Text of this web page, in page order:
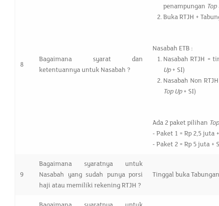
8
Bagaimana syarat dan
ketentuannya untuk Nasabah ?
penampungan Top
Buka RTJH +
Nasabah ETB :
Nasabah RTJH =
Up+ SI)
Nasabah Non
Top Up+ SI)
Ada 2 paket pilihan
- Paket 1 = Rp 2,5 juta
- Paket 2 = Rp 5 juta +
9
Bagaimana syaratnya untuk
Nasabah yang sudah punya porsi
haji atau memiliki rekening RTJH ?
Tinggal buka